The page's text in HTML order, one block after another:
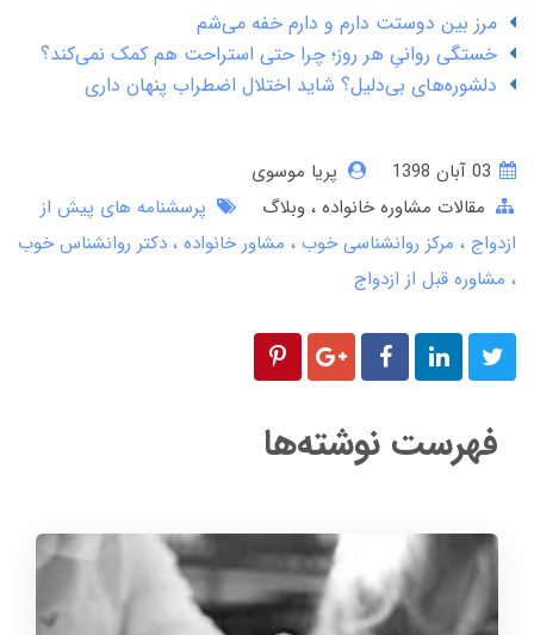
مرز بین دوستت دارم و دارم خفه می‌شم
خستگی روانیِ هر روز؛ چرا حتی استراحت هم کمک نمی‌کند؟
دلشوره‌های بی‌دلیل؟ شاید اختلال اضطراب پنهان داری
پریا موسوی
مقالات مشاوره خانواده وبلاگ
پرسشنامه های پیش از
ازدواج
مرکز روانشناسی خوب مشاور خانواده دکتر روانشناس خوب
مشاوره قبل از ازدواج
فهرست نوشته‌ها